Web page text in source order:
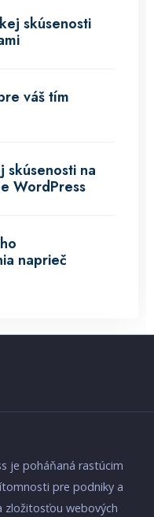
skúsenosti
váš tím
na
WordPress
naprieč
je poháňaná rastúcim
pre podniky a
zložitosťou webových